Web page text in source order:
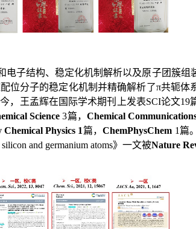
电子结构、稳定化机制解析以及原子团簇组
位分子的稳定化机制并精确解析了π共轭体
，
王孟辉在国际学术期刊上发表SCI论文19
Science 3篇， Chemical
Physics 1篇，ChemPhysChem 1篇
and germanium atoms》一文被Nature